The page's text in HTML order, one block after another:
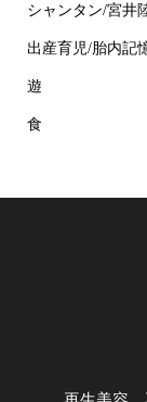
シャンタン/宮井
出産育児/胎内記
遊
食